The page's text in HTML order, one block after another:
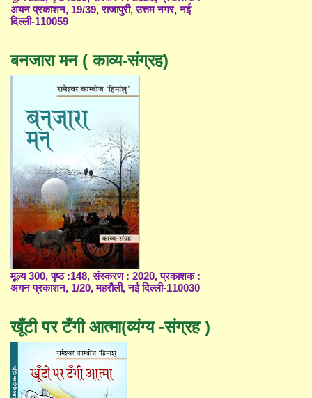
अयन प्रकाशन, 19/39, राजापुरी, उत्तम नगर, नई
दिल्ली-110059
बनजारा मन ( काव्य-संग्रह)
मूल्य 300, पृष्ठ :148, संस्करण : 2020, प्रकाशक :
अयन प्रकाशन, 1/20, महरौली, नई दिल्ली-110030
खूँटी पर टँगी आत्मा(व्यंग्य -संग्रह )